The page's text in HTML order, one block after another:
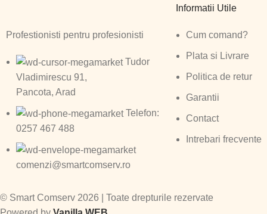
Profestionisti pentru profesionisti
Tudor
Vladimirescu 91,
Pancota, Arad
Telefon:
0257 467 488
comenzi@smartcomserv.ro
Informatii Utile
Cum comand?
Plata si Livrare
Politica de retur
Garantii
Contact
Intrebari frecvente
© Smart Comserv 2026 | Toate drepturile rezervate